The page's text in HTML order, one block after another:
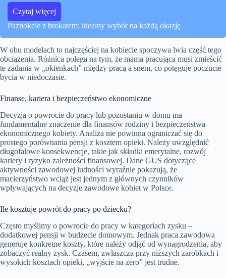
Czytaj więcej
Paznokcie z brokatem: idealny wybór na każdą okazję
W obu modelach to najczęściej na kobiecie spoczywa lwia część tego
obciążenia. Różnica polega na tym, że mama pracująca musi zmieścić
te zadania w „okienkach” między pracą a snem, co potęguje poczucie
bycia w niedoczasie.
Finanse, kariera i bezpieczeństwo ekonomiczne
Decyzja o powrocie do pracy lub pozostaniu w domu ma
fundamentalne znaczenie dla finansów rodziny i bezpieczeństwa
ekonomicznego kobiety. Analiza nie powinna ograniczać się do
prostego porównania pensji z kosztem opieki. Należy uwzględnić
długofalowe konsekwencje, takie jak składki emerytalne, rozwój
kariery i ryzyko zależności finansowej. Dane GUS dotyczące
aktywności zawodowej ludności wyraźnie pokazują, że
macierzyństwo wciąż jest jednym z głównych czynników
wpływających na decyzje zawodowe kobiet w Polsce.
Ile kosztuje powrót do pracy po dziecku?
Często myślimy o powrocie do pracy w kategoriach zysku –
dodatkowej pensji w budżecie domowym. Jednak praca zawodowa
generuje konkretne koszty, które należy odjąć od wynagrodzenia, aby
zobaczyć realny zysk. Czasem, zwłaszcza przy niższych zarobkach i
wysokich kosztach opieki, „wyjście na zero” jest trudne.